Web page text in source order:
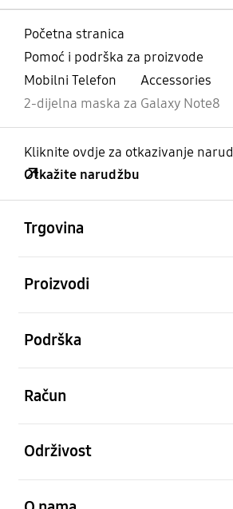
Početna stranica
Pomoć i podrška za proizvode
Mobilni Telefon
Accessories
2-dijelna maska za Galaxy Note8
Kliknite ovdje za otkazivanje
Otkažite narudžbu
Trgovina
Proizvodi
Podrška
Račun
Održivost